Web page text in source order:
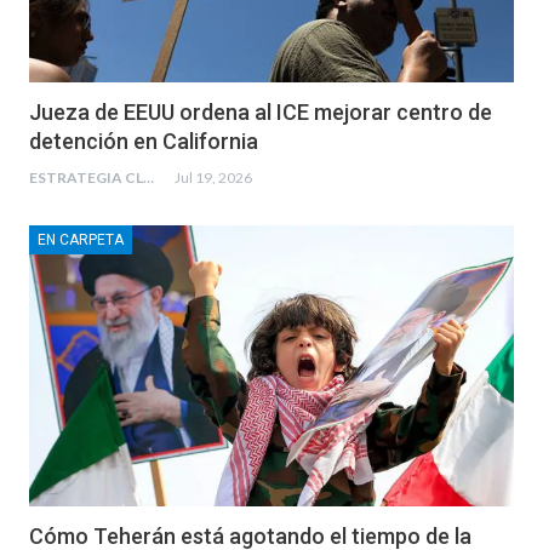
Jueza de EEUU ordena al ICE mejorar centro de
detención en California
ESTRATEGIA CLAE Jul 19, 2026
EN CARPETA
Cómo Teherán está agotando el tiempo de la